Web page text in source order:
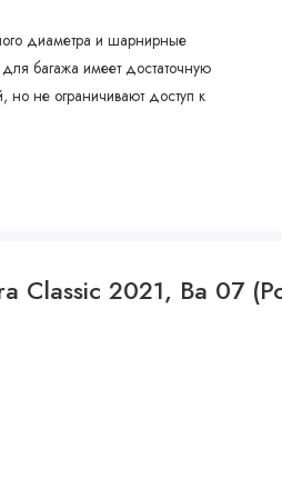
диаметра и шарнирные
багажа имеет достаточную
не ограничивают доступ к
Classic 2021, Ba 07